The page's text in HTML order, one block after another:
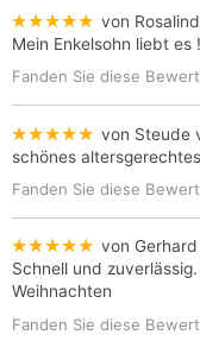
★★★★★ von
Mein Enkelsohn liebt es
Fanden Sie diese
★★★★★ von Steude
schönes
Fanden Sie diese
★★★★★ von Gerhard
Schnell und
Weihnachten
Fanden Sie diese